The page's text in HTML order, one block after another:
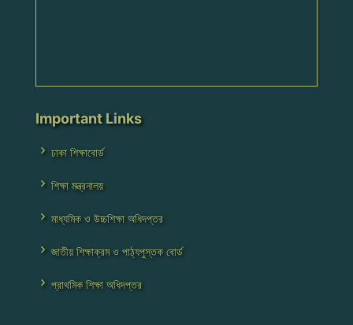
Important Links
ঢাকা শিক্ষাবোর্ড
শিক্ষা মন্ত্রনালয়
মাধ্যমিক ও উচ্চশিক্ষা অধিদপ্তর
জাতীয় শিক্ষাক্রম ও পাঠ্যপুস্তক বোর্ড
প্রাথমিক শিক্ষা অধিদপ্তর